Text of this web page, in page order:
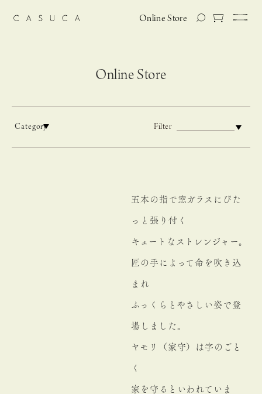
Online Store
Online Store
Category Filter
五本の指で窓ガラスにぴた
っと張り付く
キュートなストレンジャー。
匠の手によって命を吹き込
まれ
ふっくらとやさしい姿で登
場しました。
ヤモリ（家守）は字のごと
く
家を守るといわれていま